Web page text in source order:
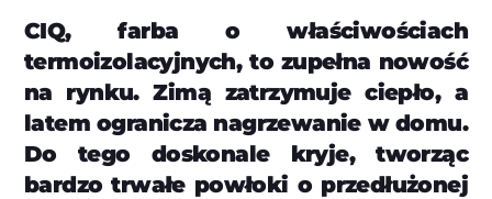
CIQ, farba o właściwościach
termoizolacyjnych, to zupełna nowość
na rynku. Zimą zatrzymuje ciepło, a
latem ogranicza nagrzewanie w domu.
Do tego doskonale kryje, tworząc
bardzo trwałe powłoki o przedłużonej